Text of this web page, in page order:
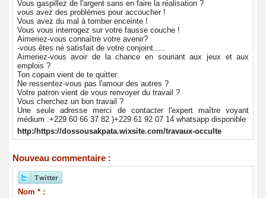
Vous gaspillez de l'argent sans en faire la réalisation ?
vous avez des problèmes pour accoucher !
Vous avez du mal à tomber enceinte !
Vous vous interrogez sur votre fausse couche !
Aimeriez-vous connaître votre avenir?
-vous êtes né satisfait de votre conjoint.....
Aimeriez-vous avoir de la chance en souriant aux jeux et aux
emplois ?
Ton copain vient de te quitter.
Ne ressentez-vous pas l'amour des autres ?
Votre patron vient de vous renvoyer du travail ?
Vous cherchez un bon travail ?
Une seule adresse merci de contacter l'expert maître voyant
médium :+229 60 66 37 82 )+229 61 92 07 14 whatsapp disponible
http:/https://dossousakpata.wixsite.com/travaux-occulte
Nouveau commentaire :
Nom * :